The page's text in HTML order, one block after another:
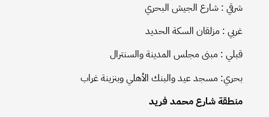
شرقي : شارع الجيش البحري
غربي : مزلقان السكة الحديد
قبلي : مبنى مجلس المدينة والسنترال
بحري: مسجد عيد والبنك الأهلي وبنزينة غراب
منطقة شارع محمد فريد